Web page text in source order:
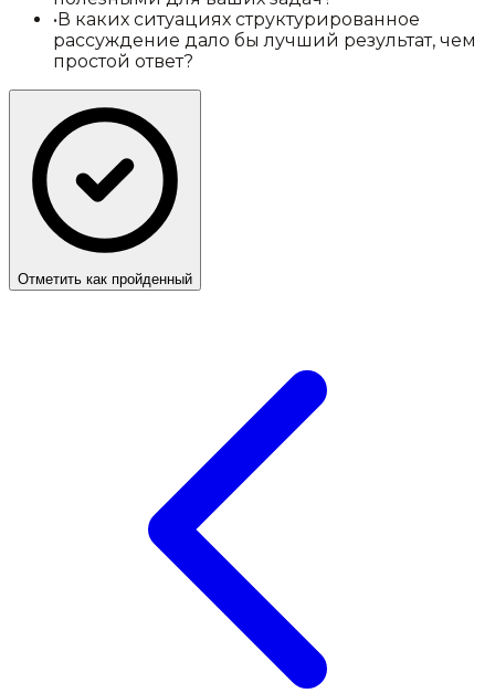
•В каких ситуациях структурированное
рассуждение дало бы лучший результат, чем
простой ответ?
Отметить как пройденный